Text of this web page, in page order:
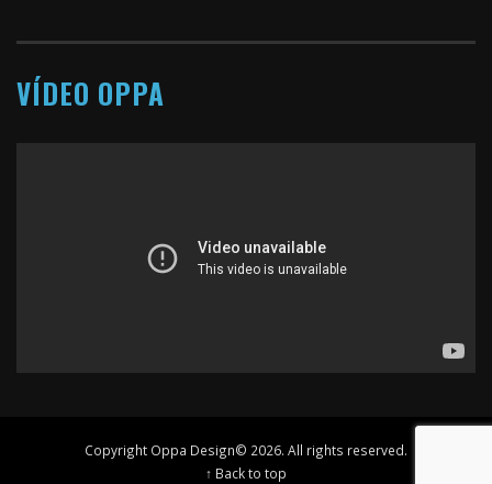
VÍDEO OPPA
Copyright Oppa Design© 2026. All rights reserved.
↑ Back to top